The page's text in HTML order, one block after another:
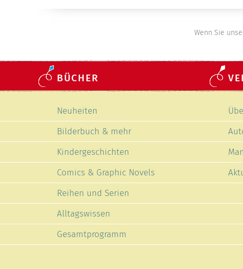
Wenn Sie
BÜCHER
überspringen
Neuheiten
Bilderbuch & mehr
Kindergeschichten
Comics & Graphic Novels
Reihen und Serien
Alltagswissen
Gesamtprogramm